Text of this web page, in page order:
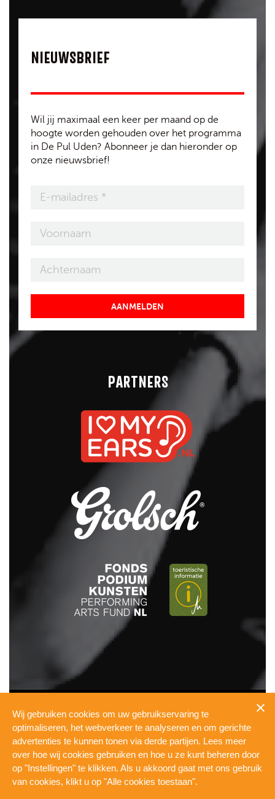
NIEUWSBRIEF
Wil jij maximaal een keer per maand op de
hoogte worden gehouden over het programma
in De Pul Uden? Abonneer je dan hieronder op
onze nieuwsbrief!
AANMELDEN
PARTNERS
INFO
PRESSKIT
TECHNICAL
PRIVACY
COOKIES
WERKEN BIJ DE PUL
Wij gebruiken cookies om uw gebruikservaring te
optimaliseren, het webverkeer te analyseren en om gerichte
advertenties te kunnen tonen via derde partijen. Lees meer
over hoe wij cookies gebruiken en hoe u ze kunt beheren door
op "Instellingen" te klikken. Als u akkoord gaat met ons gebruik
van cookies, klikt u op "Alle cookies toestaan".